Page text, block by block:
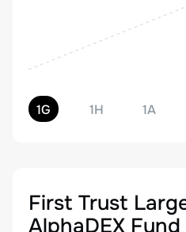
1G 1H 1A
First Trust
AlphaDEX